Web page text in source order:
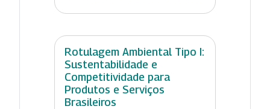
Rotulagem Ambiental Tipo I:
Sustentabilidade e
Competitividade para
Produtos e Serviços
Brasileiros